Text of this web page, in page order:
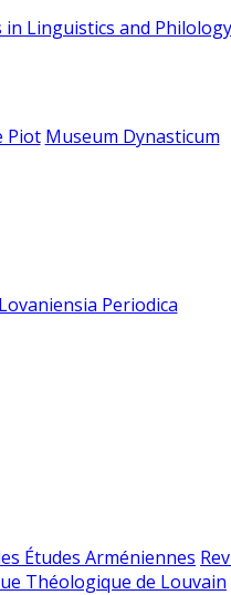
Linguistics and Philology
Piot Museum Dynasticum
Periodica
Études Arméniennes
Théologique de Louvain